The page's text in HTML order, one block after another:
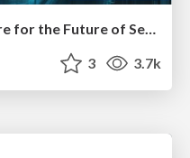
SEO in 2025: How to Prepare for the Future of Search
3 3.7k